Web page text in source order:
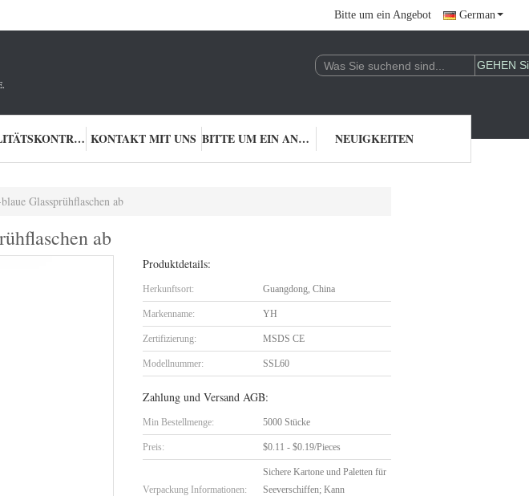
Bitte um ein Angebot German
QUALITÄTSKONTROLLE KONTAKT MIT UNS BITTE UM EIN ANGEBOT NEUIGKEITEN
Glassprühflaschen ab
ab
Produktdetails:
Herkunftsort: Guangdong, China
Markenname: YH
Zertifizierung: MSDS CE
Modellnummer: SSL60
Zahlung und Versand AGB:
Min Bestellmenge: 5000 Stücke
Preis: $0.11 - $0.19/Pieces
Verpackung Informationen:
Sichere Kartone und Paletten für
Seeverschiffen; Kann